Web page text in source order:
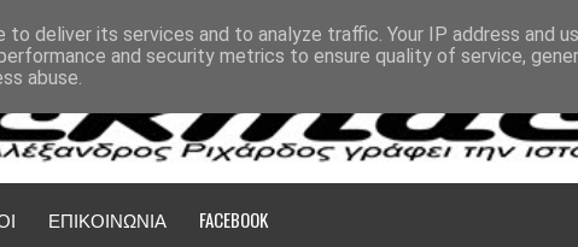
ΕΠΙΚΟΙΝΩΝΙΑ FACEBOOK
deliver its services and to analyze traffic. Your IP address and
and security metrics to ensure quality of service,
abuse.